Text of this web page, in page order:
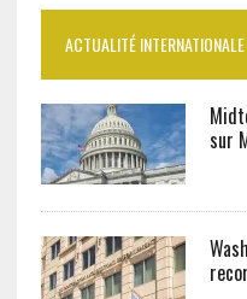
ACTUALITÉ INTERNATIONALE
sur